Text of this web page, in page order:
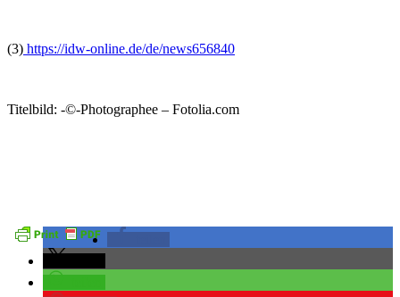
(3) https://idw-online.de/de/news656840
Titelbild: -©-Photographee – Fotolia.com